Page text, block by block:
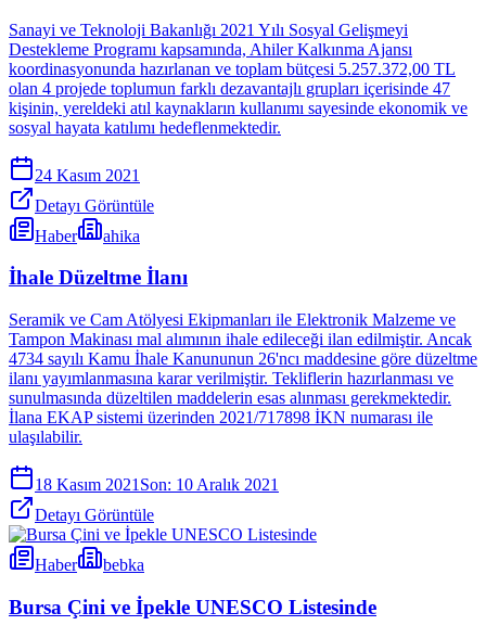
Sanayi ve Teknoloji Bakanlığı 2021 Yılı Sosyal Gelişmeyi
Destekleme Programı kapsamında, Ahiler Kalkınma Ajansı
koordinasyonunda hazırlanan ve toplam bütçesi 5.257.372,00 TL
olan 4 projede toplumun farklı dezavantajlı grupları içerisinde 47
kişinin, yereldeki atıl kaynakların kullanımı sayesinde ekonomik ve
sosyal hayata katılımı hedeflenmektedir.
24 Kasım 2021
Detayı Görüntüle
Haber
ahika
İhale Düzeltme İlanı
Seramik ve Cam Atölyesi Ekipmanları ile Elektronik Malzeme ve
Tampon Makinası mal alımının ihale edileceği ilan edilmiştir. Ancak
4734 sayılı Kamu İhale Kanununun 26'ncı maddesine göre düzeltme
ilanı yayımlanmasına karar verilmiştir. Tekliflerin hazırlanması ve
sunulmasında düzeltilen maddelerin esas alınması gerekmektedir.
İlana EKAP sistemi üzerinden 2021/717898 İKN numarası ile
ulaşılabilir.
18 Kasım 2021 Son: 10 Aralık 2021
Detayı Görüntüle
Haber bebka
Bursa Çini ve İpekle UNESCO Listesinde